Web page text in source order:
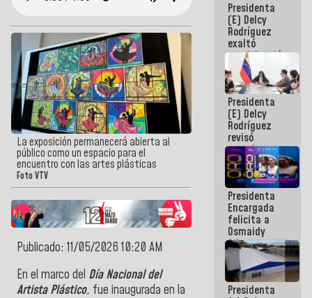
La exposición permanecerá abierta al
público como un espacio para el
encuentro con las artes plásticas
Foto VTV
Publicado: 11/05/2026 10:20 AM
En el marco del Día Nacional del
Artista Plástico, fue inaugurada en la
Presidenta
(E) Delcy
Rodríguez
exaltó
participación
de
Venezuela
en Juegos
Centroamericanos
y del Caribe
2026
Presidenta
(E) Delcy
Rodríguez
revisó
agenda
económica y
ejecución de
fondos de
emergencia
post-sismos
Presidenta
Encargada
felicita a
Osmaidy
Arias y
Giraly
Marcano por
hacer
historia en
Presidenta